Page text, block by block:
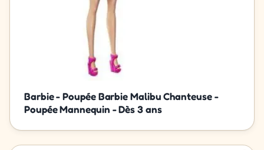
Barbie - Poupée Barbie Malibu Chanteuse -
Poupée Mannequin - Dès 3 ans